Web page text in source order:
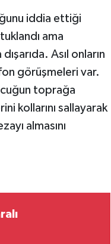
iddia ettiği
ama
Asıl onların
görüşmeleri var.
toprağa
kollarını sallayarak
almasını